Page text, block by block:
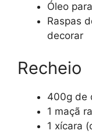
Óleo
Raspas
decorar
Recheio
400g de
1 maçã
1 xícara